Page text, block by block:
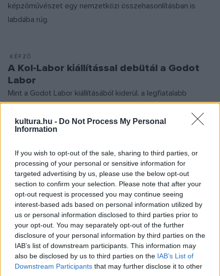
kultura.hu - Do Not Process My Personal
Information
If you wish to opt-out of the sale, sharing to third parties, or
processing of your personal or sensitive information for
targeted advertising by us, please use the below opt-out
section to confirm your selection. Please note that after your
opt-out request is processed you may continue seeing
interest-based ads based on personal information utilized by
us or personal information disclosed to third parties prior to
your opt-out. You may separately opt-out of the further
disclosure of your personal information by third parties on the
IAB’s list of downstream participants. This information may
also be disclosed by us to third parties on the IAB’s List of
Downstream Participants that may further disclose it to other
képzőművészet egy nemzetközi összehasonlításban is
labdába rúg.
KÉPZŐ
A Kol-Labor kiállítással debütál a Godot
Labor
Mint a Godot Labor kiállításából kiderül, a legfiatalabb
hanggal teli.
KÉPZŐ
Elfolyó idő – Kortárs magyar művészek
kiállítása Rómában
Elfolyó idő – Kortárs magyar művészek reflexiói a
vasfüggöny lehullásáról címmel nyílik kiállítás szeptember
10-én a Collegium Hungaricum Róma épületében a Magyar
Művészeti Akadémia alkotóinak munkáiból.